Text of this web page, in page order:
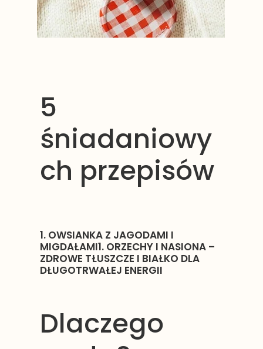
5
śniadaniowy
ch przepisów
1. OWSIANKA Z JAGODAMI I
MIGDAŁAMI1. ORZECHY I NASIONA –
ZDROWE TŁUSZCZE I BIAŁKO DLA
DŁUGOTRWAŁEJ ENERGII
Dlaczego